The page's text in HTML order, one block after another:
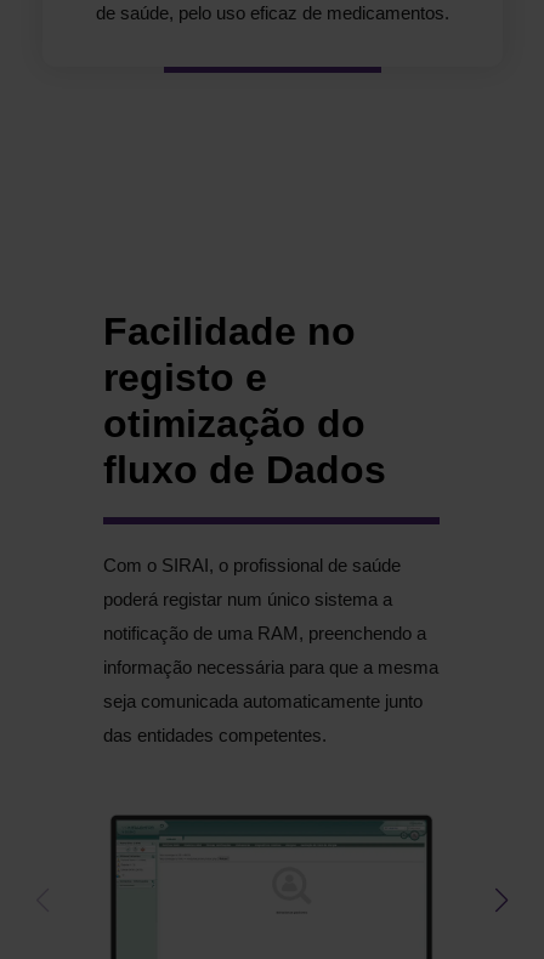
de saúde, pelo uso eficaz de medicamentos.
Facilidade no
registo e
otimização do
fluxo de Dados
Com o SIRAI, o profissional de saúde
poderá registar num único sistema a
notificação de uma RAM, preenchendo a
informação necessária para que a mesma
seja comunicada automaticamente junto
das entidades competentes.